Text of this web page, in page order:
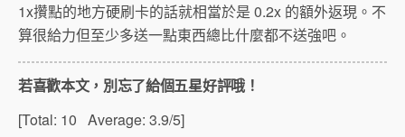
1x攢點的地方硬刷卡的話就相當於是 0.2x 的額外返現。不
算很給力但至少多送一點東西總比什麼都不送強吧。
若喜歡本文，別忘了給個五星好評哦！
[Total: 10 Average: 3.9/5]